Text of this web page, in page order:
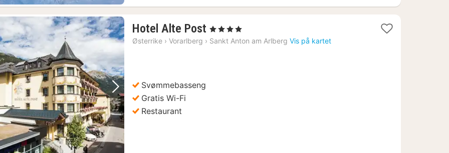
Forrige bilde Neste bilde
Hotel Alte Post 1
natt
, 4 Stjerner
Østerrike › Vorarlberg › Sankt Anton am Arlberg Vis på kartet
Svømmebasseng
Gratis Wi-Fi
Restaurant